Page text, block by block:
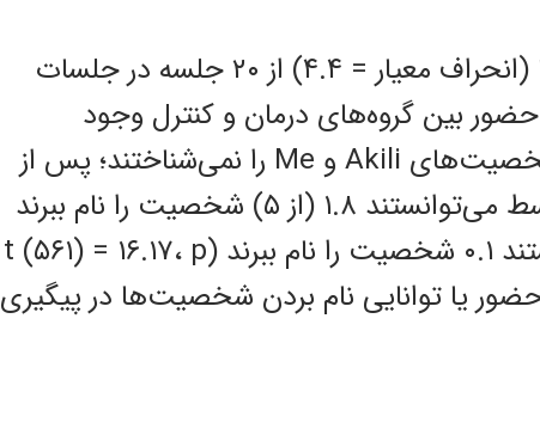
۵۶۸ کودک در نمونه به طور متوسط ​​۱۶.۶ (انحراف معیار = ۴.۴) از ۲۰ جلسه در جلسات
بین گروه‌های درمان و کنترل وجود
نداشت. در ابتدا، کودکان هیچ یک از شخصیت‌های Akili و Me را نمی‌شناختند؛ پس از
مداخله، کودکان گروه درمان به طور متوسط ​​می‌توانستند ۱.۸ (از ۵) شخصیت را نام ببرند
در حالی که کودکان گروه کنترل می‌توانستند ۰.۱ شخصیت را نام ببرند (t (۵۶۱) = ۱۶.۱۷، p
حضور یا توانایی نام بردن شخصیت‌ها در پیگیری